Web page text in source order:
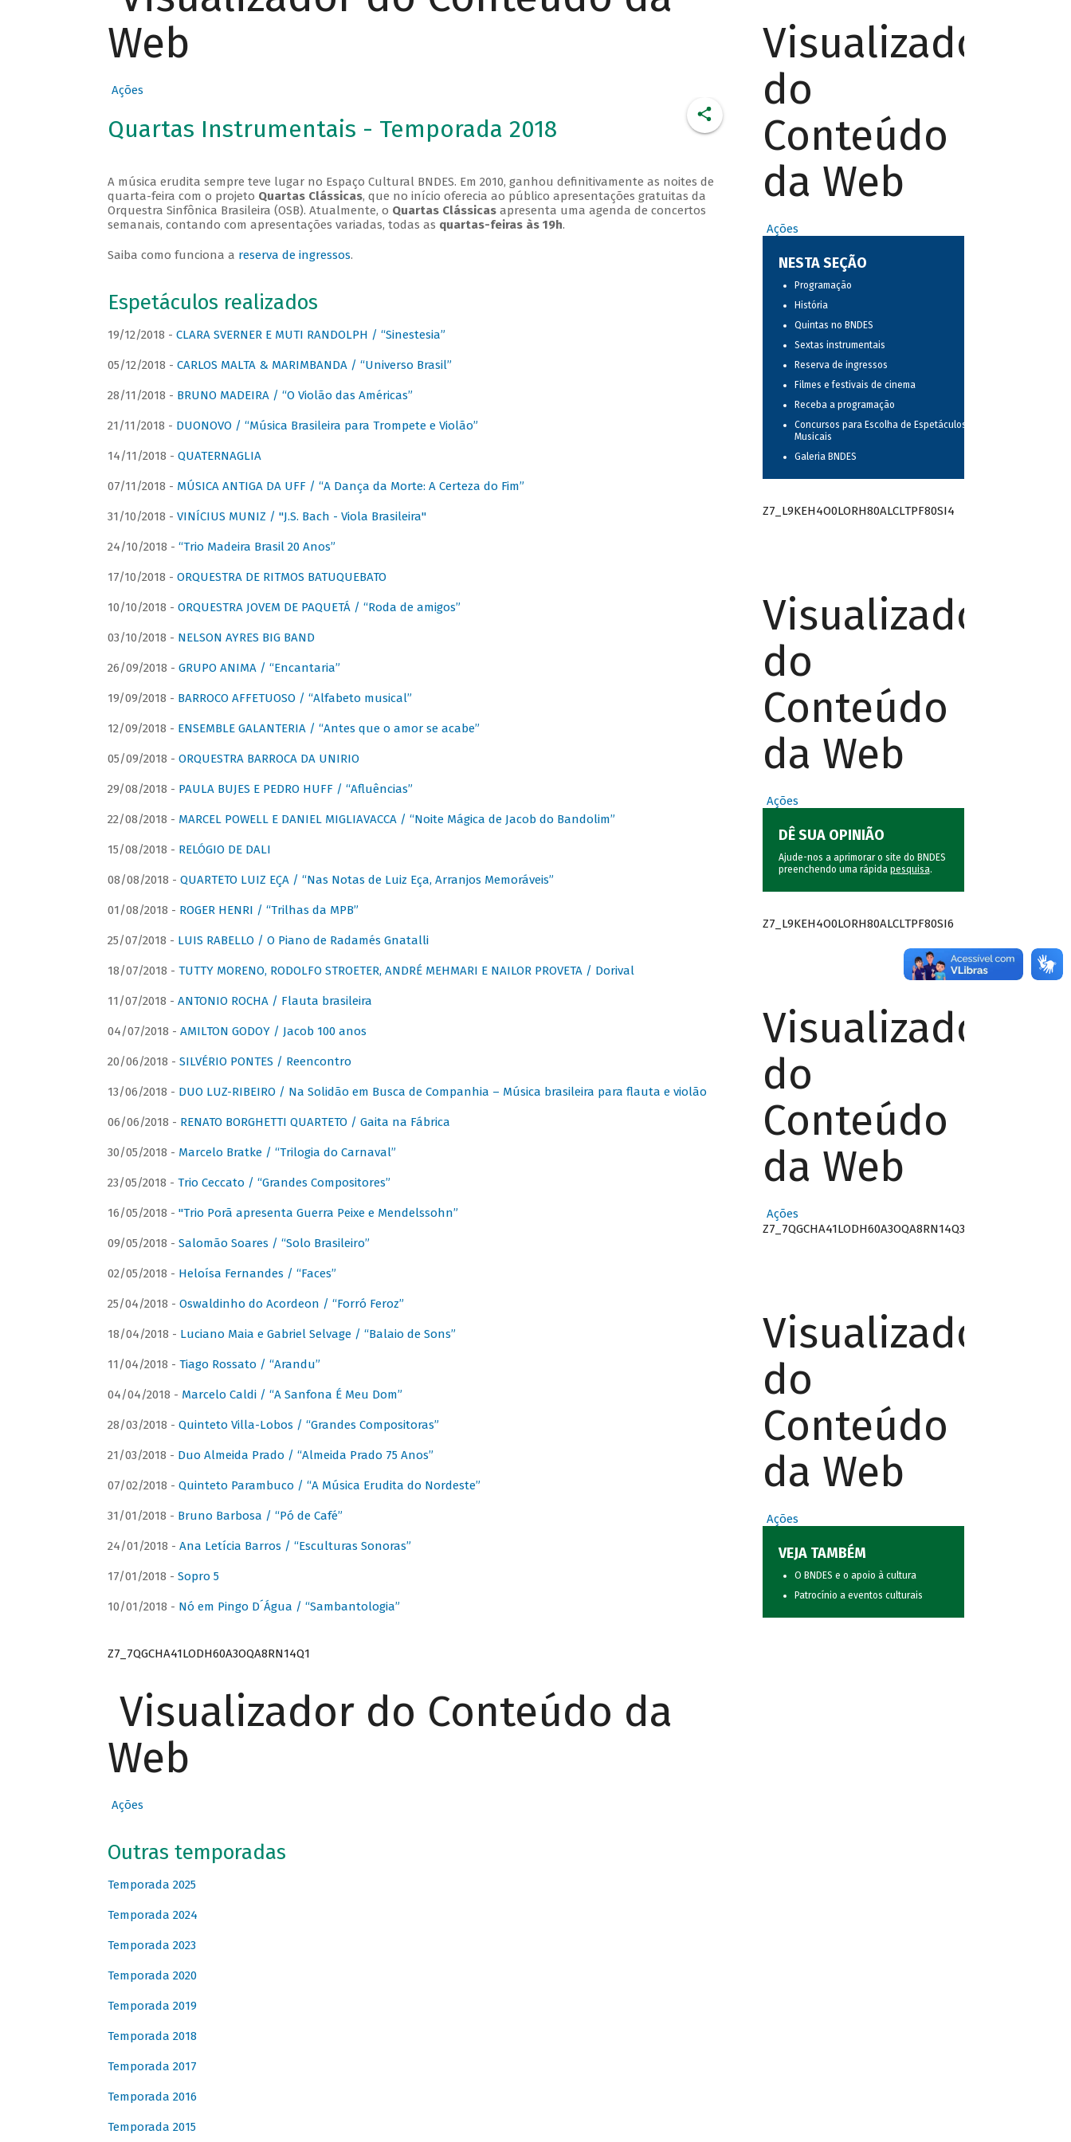
Web
Ações
Quartas Instrumentais - Temporada 2018
A música erudita sempre teve lugar no Espaço Cultural BNDES. Em 2010, ganhou definitivamente as noites de
quarta-feira com o projeto Quartas Clássicas, que no início oferecia ao público apresentações gratuitas da
Orquestra Sinfônica Brasileira (OSB). Atualmente, o Quartas Clássicasapresenta uma agenda de concertos
semanais, contando com apresentações variadas, todas as quartas-feiras às 19h.
Saiba como funciona a reserva de ingressos.
Espetáculos realizados
19/12/2018 - CLARA SVERNER E MUTI RANDOLPH / “Sinestesia”
05/12/2018 - CARLOS MALTA & MARIMBANDA / “Universo Brasil”
28/11/2018 - BRUNO MADEIRA / “O Violão das Américas”
21/11/2018 - DUONOVO / “Música Brasileira para Trompete e Violão”
14/11/2018 - QUATERNAGLIA
07/11/2018 - MÚSICA ANTIGA DA UFF / “A Dança da Morte: A Certeza do Fim”
31/10/2018 - VINÍCIUS MUNIZ / "J.S. Bach - Viola Brasileira"
24/10/2018 - “Trio Madeira Brasil 20 Anos”
17/10/2018 - ORQUESTRA DE RITMOS BATUQUEBATO
10/10/2018 - ORQUESTRA JOVEM DE PAQUETÁ / “Roda de amigos”
03/10/2018 - NELSON AYRES BIG BAND
26/09/2018 - GRUPO ANIMA / “Encantaria”
19/09/2018 - BARROCO AFFETUOSO / “Alfabeto musical”
12/09/2018 - ENSEMBLE GALANTERIA / “Antes que o amor se acabe”
05/09/2018 - ORQUESTRA BARROCA DA UNIRIO
29/08/2018 - PAULA BUJES E PEDRO HUFF / “Afluências”
22/08/2018 - MARCEL POWELL E DANIEL MIGLIAVACCA / “Noite Mágica de Jacob do Bandolim”
15/08/2018 - RELÓGIO DE DALI
08/08/2018 - QUARTETO LUIZ EÇA / “Nas Notas de Luiz Eça, Arranjos Memoráveis”
01/08/2018 - ROGER HENRI / “Trilhas da MPB”
25/07/2018 - LUIS RABELLO / O Piano de Radamés Gnatalli
18/07/2018 - TUTTY MORENO, RODOLFO STROETER, ANDRÉ MEHMARI E NAILOR PROVETA / Dorival
11/07/2018 - ANTONIO ROCHA / Flauta brasileira
04/07/2018 - AMILTON GODOY / Jacob 100 anos
20/06/2018 - SILVÉRIO PONTES / Reencontro
13/06/2018 - DUO LUZ-RIBEIRO / Na Solidão em Busca de Companhia – Música brasileira para flauta e violão
06/06/2018 - RENATO BORGHETTI QUARTETO / Gaita na Fábrica
30/05/2018 - Marcelo Bratke / “Trilogia do Carnaval”
23/05/2018 - Trio Ceccato / “Grandes Compositores”
16/05/2018 - "Trio Porã apresenta Guerra Peixe e Mendelssohn”
09/05/2018 - Salomão Soares / “Solo Brasileiro”
02/05/2018 - Heloísa Fernandes / “Faces”
25/04/2018 - Oswaldinho do Acordeon / “Forró Feroz”
18/04/2018 - Luciano Maia e Gabriel Selvage / “Balaio de Sons”
11/04/2018 - Tiago Rossato / “Arandu”
04/04/2018 - Marcelo Caldi / “A Sanfona É Meu Dom”
28/03/2018 - Quinteto Villa-Lobos / “Grandes Compositoras”
21/03/2018 - Duo Almeida Prado / “Almeida Prado 75 Anos”
07/02/2018 - Quinteto Parambuco / “A Música Erudita do Nordeste”
31/01/2018 - Bruno Barbosa / “Pó de Café”
24/01/2018 - Ana Letícia Barros / “Esculturas Sonoras”
17/01/2018 - Sopro 5
10/01/2018 - Nó em Pingo D´Água / “Sambantologia”
Z7_7QGCHA41LODH60A3OQA8RN14Q1
Visualizador do Conteúdo da
Web
Ações
Outras temporadas
Temporada 2025
Temporada 2024
Temporada 2023
Temporada 2020
Temporada 2019
Temporada 2018
Temporada 2017
Temporada 2016
Temporada 2015
Visualizador
do
Conteúdo
da Web
Ações
NESTA SEÇÃO
Programação
História
Quintas no BNDES
Sextas instrumentais
Reserva de ingressos
Filmes e festivais de cinema
Receba a programação
Concursos para Escolha de Espetáculos
Musicais
Galeria BNDES
Z7_L9KEH4O0LORH80ALCLTPF80SI4
Visualizador
do
Conteúdo
da Web
Ações
DÊ SUA OPINIÃO
Ajude-nos a aprimorar o site do BNDES
preenchendo uma rápida pesquisa.
Z7_L9KEH4O0LORH80ALCLTPF80SI6
Visualizador
do
Conteúdo
da Web
Ações
Z7_7QGCHA41LODH60A3OQA8RN14Q3
Visualizador
do
Conteúdo
da Web
Ações
VEJA TAMBÉM
O BNDES e o apoio à cultura
Patrocínio a eventos culturais